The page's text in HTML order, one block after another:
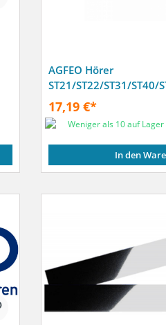
AGFEO Hörer
ST21/ST22/ST31/ST40/
17,19 €*
Weniger als 10 auf Lager
In den